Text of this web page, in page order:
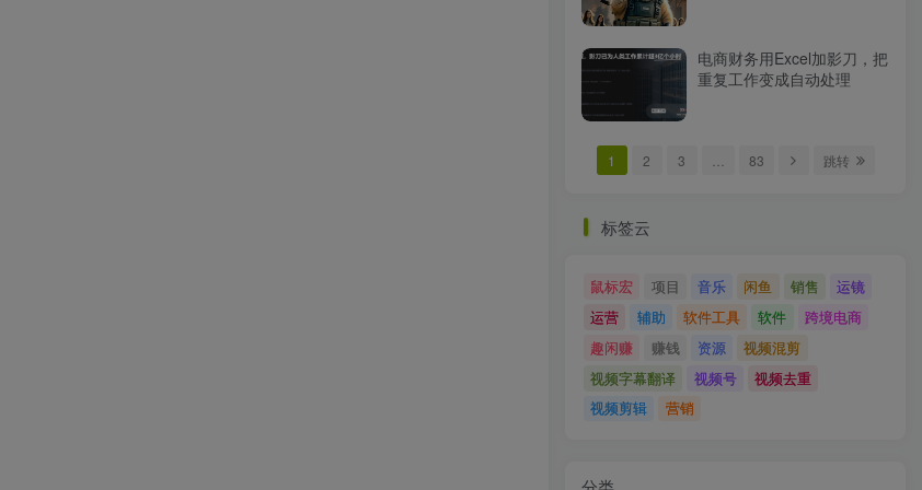
电商财务用Excel加影刀，把
重复工作变成自动处理
1 2 3 83 跳转
标签云
鼠标宏 项目 音乐 闲鱼 销售
运镜
运营
辅助 软件工具 软件
跨境电商
趣闲赚
赚钱 资源
视频混剪
视频字幕翻译
视频号
视频去重
视频剪辑
营销